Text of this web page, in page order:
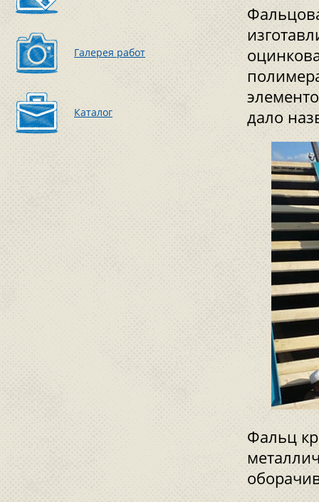
Галерея работ
Каталог
дало
Фальц